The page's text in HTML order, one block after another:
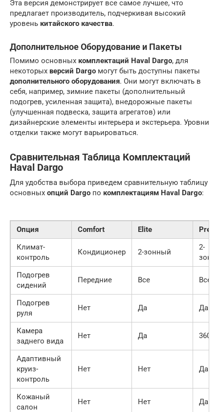
Эта версия демонстрирует все самое лучшее, что
предлагает производитель, подчеркивая высокий
уровень китайского качества.
Дополнительное Оборудование и Пакеты
Помимо основных комплектаций Haval Dargo, для
некоторых версий Dargo могут быть доступны пакеты
дополнительного оборудования. Они могут включать в
себя, например, зимние пакеты (дополнительный
подогрев, усиленная защита), внедорожные пакеты
(улучшенная подвеска, защита агрегатов) или
дизайнерские элементы интерьера и экстерьера. Уровни
отделки также могут варьироваться.
Сравнительная Таблица Комплектаций
Haval Dargo
Для удобства выбора приведем сравнительную таблицу
основных опций Dargo по комплектациям Haval Dargo:
Опция Comfort Elite
Климат-
контроль
Кондиционер 2-зонный
2-
Подогрев
сидений
Передние Все Все
Подогрев
руля
Нет Да Да
Камера
заднего вида
Нет Да 360°
Адаптивный
круиз-
контроль
Нет Нет Да
Кожаный
салон
Нет Нет Да